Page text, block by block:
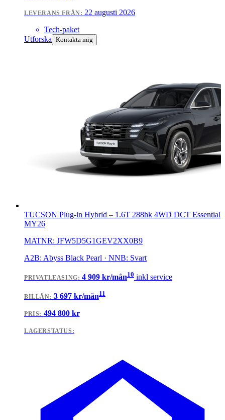
LEVERANS FRÅN: 22 augusti 2026
Tech-paket
Utforska Kontakta mig
TUCSON Plug-in Hybrid – 1.6T 288hk 4WD DCT Essential
MY26
MATNR: JFW5D5G1GEV2XX0B9
A2B: Abyss Black Pearl · NNB: Svart
PRIVATLEASING:4 909 kr/mån10 inkl service
BILLÅN: 3 697kr/mån11
PRIS: 494 800kr
LAGERSTATUS: